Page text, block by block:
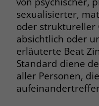
sexualisierter,
oder struktureller
absichtlich oder
erläuterte Beat
Standard diene
aller Personen,